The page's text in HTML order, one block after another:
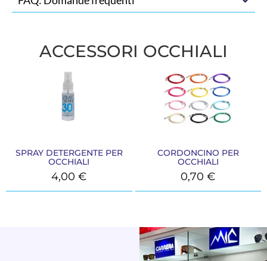
ACCESSORI OCCHIALI
SPRAY DETERGENTE PER
OCCHIALI
4,00€
CORDONCINO PER
OCCHIALI
0,70€